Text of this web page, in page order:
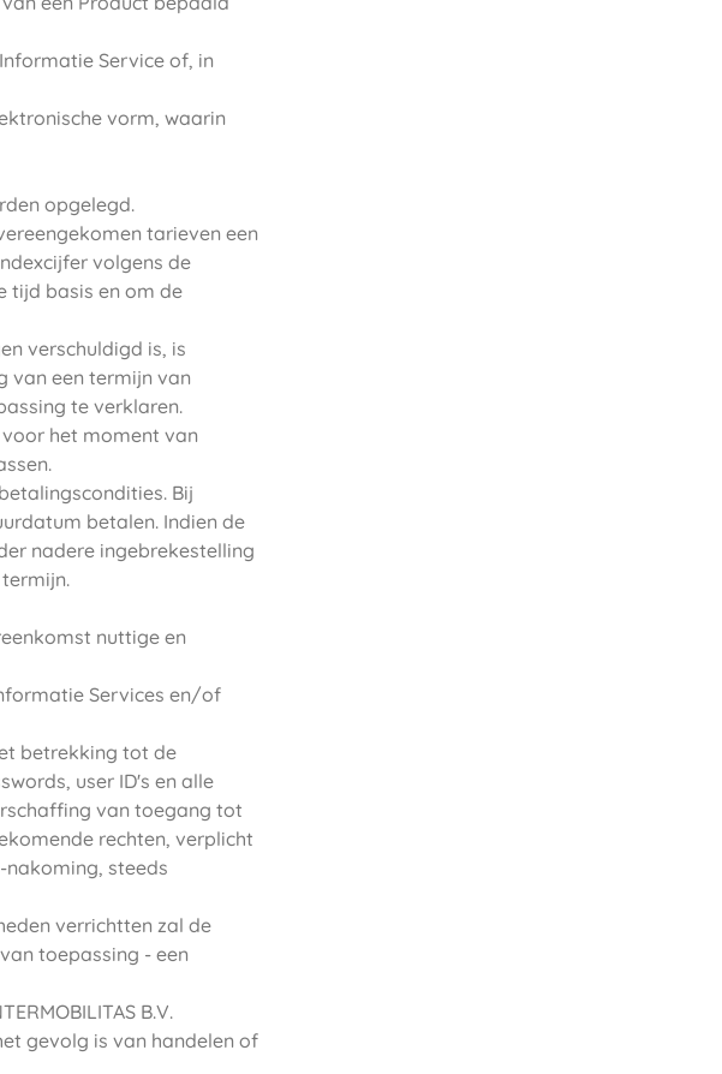
Service of, in
vorm, waarin
opgelegd.
tarieven een
volgens de
tijd basis en om de
verschuldigd is, is
van een termijn van
te verklaren.
voor het moment van
Bij
betalen. Indien de
nadere ingebrekestelling
nuttige en
Services en/of
betrekking tot de
user ID's en alle
van toegang tot
rechten, verplicht
steeds
verrichtten zal de
toepassing - een
B.V.
gevolg is van handelen of